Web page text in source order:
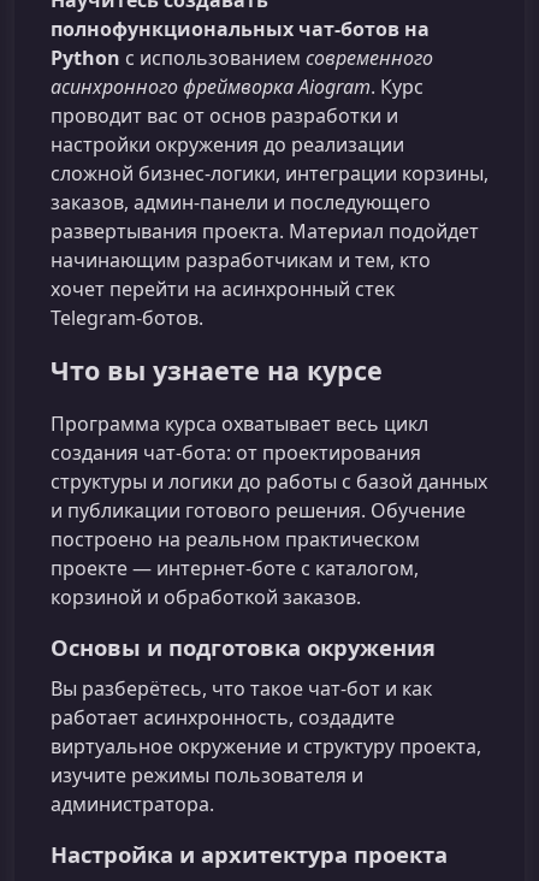
полнофункциональных чат-ботов на
Python с использованием современного
асинхронного фреймворка Aiogram. Курс
проводит вас от основ разработки и
настройки окружения до реализации
сложной бизнес‑логики, интеграции корзины,
заказов, админ‑панели и последующего
развертывания проекта. Материал подойдет
начинающим разработчикам и тем, кто
хочет перейти на асинхронный стек
Telegram‑ботов.
Что вы узнаете на курсе
Программа курса охватывает весь цикл
создания чат-бота: от проектирования
структуры и логики до работы с базой данных
и публикации готового решения. Обучение
построено на реальном практическом
проекте — интернет‑боте с каталогом,
корзиной и обработкой заказов.
Основы и подготовка окружения
Вы разберётесь, что такое чат‑бот и как
работает асинхронность, создадите
виртуальное окружение и структуру проекта,
изучите режимы пользователя и
администратора.
Настройка и архитектура проекта